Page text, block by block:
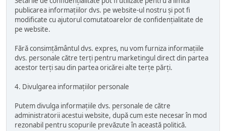
publicarea informațiilor dvs. pe website-ul nostru și pot fi
modificate cu ajutorul comutatoarelor de confidențialitate de
pe website.
Fără consimțământul dvs. expres, nu vom furniza informațiile
dvs. personale către terți pentru marketingul direct din partea
acestor terți sau din partea oricărei alte terțe părți.
4. Divulgarea informațiilor personale
Putem divulga informațiile dvs. personale de către
administratorii acestui website, după cum este necesar în mod
rezonabil pentru scopurile prevăzute în această politică.